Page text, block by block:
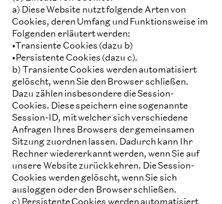
a) Diese Website nutzt folgende Arten von
Cookies, deren Umfang und Funktionsweise im
Folgenden erläutert werden:
•Transiente Cookies (dazu b)
•Persistente Cookies (dazu c).
b) Transiente Cookies werden automatisiert
gelöscht, wenn Sie den Browser schließen.
Dazu zählen insbesondere die Session-
Cookies. Diese speichern eine sogenannte
Session-ID, mit welcher sich verschiedene
Anfragen Ihres Browsers der gemeinsamen
Sitzung zuordnen lassen. Dadurch kann Ihr
Rechner wiedererkannt werden, wenn Sie auf
unsere Website zurückkehren. Die Session-
Cookies werden gelöscht, wenn Sie sich
ausloggen oder den Browser schließen.
c) Persistente Cookies werden automatisiert